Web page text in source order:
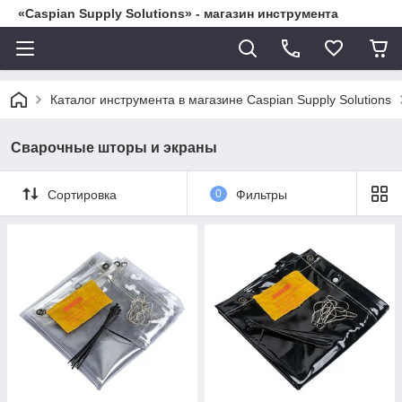
«Caspian Supply Solutions» - магазин инструмента
Каталог инструмента в магазине Caspian Supply Solutions
Сварочные шторы и экраны
Сортировка 0 Фильтры